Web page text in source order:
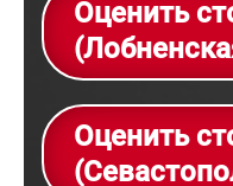
Оценить
Оценить